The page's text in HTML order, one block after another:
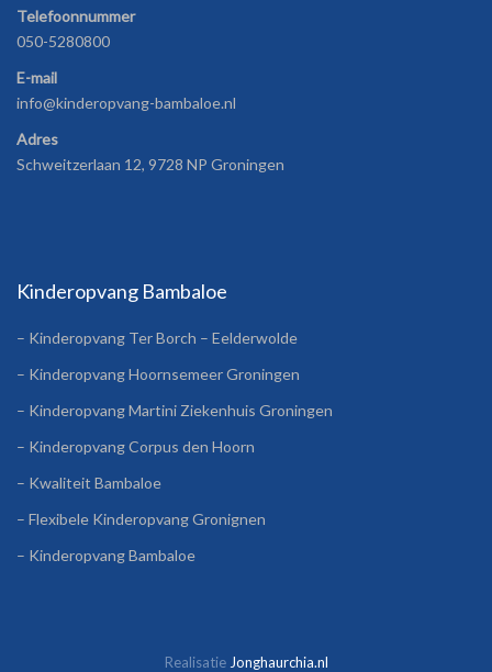
Telefoonnummer
050-5280800
E-mail
info@kinderopvang-bambaloe.nl
Adres
Schweitzerlaan 12, 9728 NP Groningen
Kinderopvang Bambaloe
– Kinderopvang Ter Borch – Eelderwolde
– Kinderopvang Hoornsemeer Groningen
– Kinderopvang Martini Ziekenhuis Groningen
– Kinderopvang Corpus den Hoorn
– Kwaliteit Bambaloe
– Flexibele Kinderopvang Gronignen
– Kinderopvang Bambaloe
Realisatie Jonghaurchia.nl